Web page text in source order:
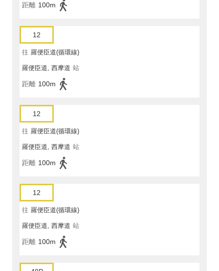
距離 100m
12
往 羅便臣道(循環線)
羅便臣道, 西摩道 站
距離 100m
12
往 羅便臣道(循環線)
羅便臣道, 西摩道 站
距離 100m
12
往 羅便臣道(循環線)
羅便臣道, 西摩道 站
距離 100m